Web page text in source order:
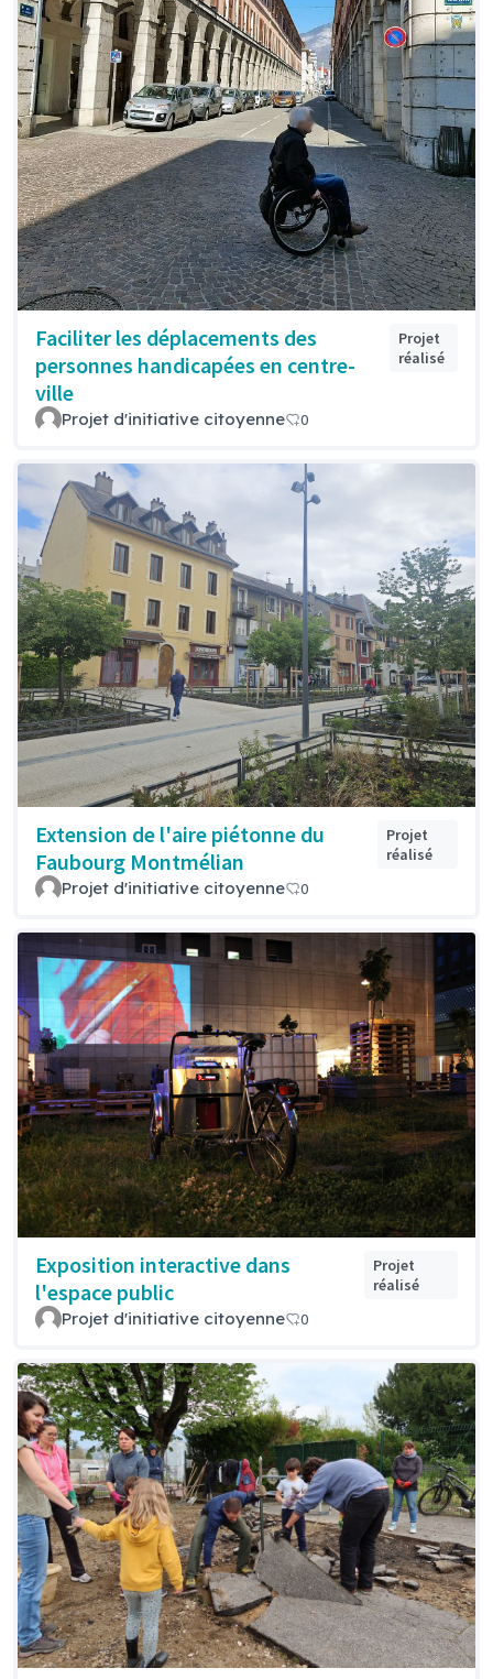
Faciliter les déplacements des
personnes handicapées en centre-
ville
Projet
réalisé
Projet d'initiative citoyenne 0
Extension de l'aire piétonne du
Faubourg Montmélian
Projet
réalisé
Projet d'initiative citoyenne 0
Exposition interactive dans
l'espace public
Projet
réalisé
Projet d'initiative citoyenne 0